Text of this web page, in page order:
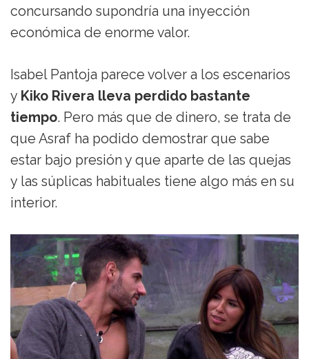
concursando supondría una inyección
económica de enorme valor.
Isabel Pantoja parece volver a los escenarios
y Kiko Rivera lleva perdido bastante
tiempo. Pero más que de dinero, se trata de
que Asraf ha podido demostrar que sabe
estar bajo presión y que aparte de las quejas
y las súplicas habituales tiene algo más en su
interior.